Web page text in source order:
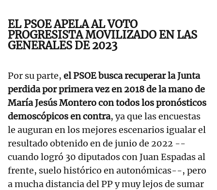
EL PSOE APELA AL VOTO
PROGRESISTA MOVILIZADO EN LAS
GENERALES DE 2023
Por su parte, el PSOE busca recuperar la Junta
perdida por primera vez en 2018 de la mano de
María Jesús Montero con todos los pronósticos
demoscópicos en contra, ya que las encuestas
le auguran en los mejores escenarios igualar el
resultado obtenido en de junio de 2022 --
cuando logró 30 diputados con Juan Espadas al
frente, suelo histórico en autonómicas--, pero
a mucha distancia del PP y muy lejos de sumar